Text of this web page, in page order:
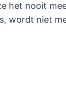
ze het nooit
wordt niet